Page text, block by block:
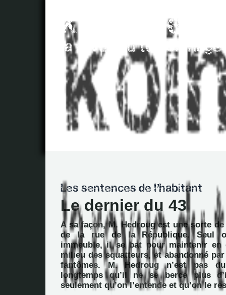
Le dernier du 43
A sa façon, M. Hedroug est une sorte
de la rue de la République. Seul
immeuble, il se bat pour maintenir en
milieu des squatteurs, et abandonné
fantômes. M. Hedroug n’est pas
longtemps qu’il ne se berce plus
seulement qu’on l’entende et qu’on le